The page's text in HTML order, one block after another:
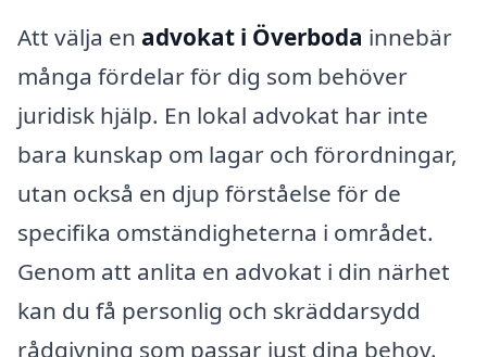
Att välja en advokat i Överboda innebär
många fördelar för dig som behöver
juridisk hjälp. En lokal advokat har inte
bara kunskap om lagar och förordningar,
utan också en djup förståelse för de
specifika omständigheterna i området.
Genom att anlita en advokat i din närhet
kan du få personlig och skräddarsydd
rådgivning som passar just dina behov.